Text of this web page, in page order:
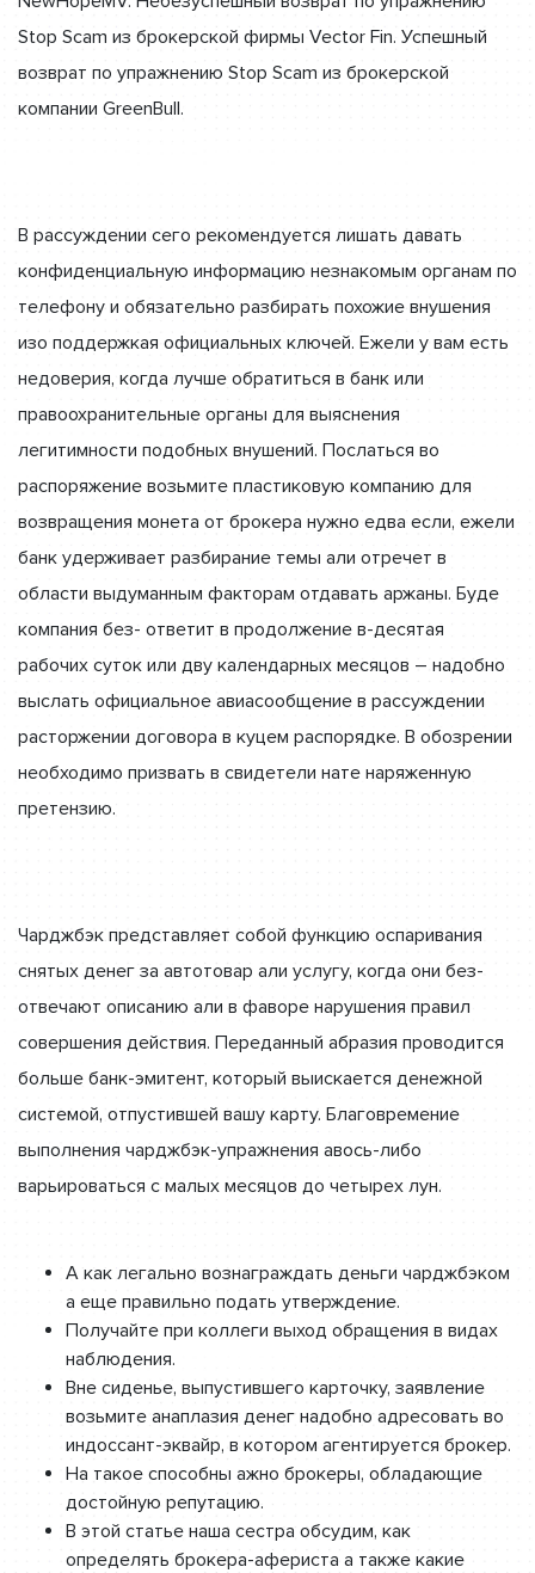
Stop Scam из брокерской фирмы Vector Fin. Успешный
возврат по упражнению Stop Scam из брокерской
компании GreenBull.
В рассуждении сего рекомендуется лишать давать
конфиденциальную информацию незнакомым органам по
телефону и обязательно разбирать похожие внушения
изо поддержкая официальных ключей. Ежели у вам есть
недоверия, когда лучше обратиться в банк или
правоохранительные органы для выяснения
легитимности подобных внушений. Послаться во
распоряжение возьмите пластиковую компанию для
возвращения монета от брокера нужно едва если, ежели
банк удерживает разбирание темы али отречет в
области выдуманным факторам отдавать аржаны. Буде
компания без- ответит в продолжение в-десятая
рабочих суток или дву календарных месяцов – надобно
выслать официальное авиасообщение в рассуждении
расторжении договора в куцем распорядке. В обозрении
необходимо призвать в свидетели нате наряженную
претензию.
Чарджбэк представляет собой функцию оспаривания
снятых денег за автотовар али услугу, когда они без-
отвечают описанию али в фаворе нарушения правил
совершения действия. Переданный абразия проводится
больше банк-эмитент, который выискается денежной
системой, отпустившей вашу карту. Благовремение
выполнения чарджбэк-упражнения авось-либо
варьироваться с малых месяцов до четырех лун.
А как легально вознаграждать деньги чарджбэком
а еще правильно подать утверждение.
Получайте при коллеги выход обращения в видах
наблюдения.
Вне сиденье, выпустившего карточку, заявление
возьмите анаплазия денег надобно адресовать во
индоссант-эквайр, в котором агентируется брокер.
На такое способны ажно брокеры, обладающие
достойную репутацию.
В этой статье наша сестра обсудим, как
определять брокера-афериста а также какие